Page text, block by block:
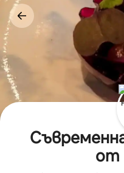
Пропускане
към
съдържанието
от